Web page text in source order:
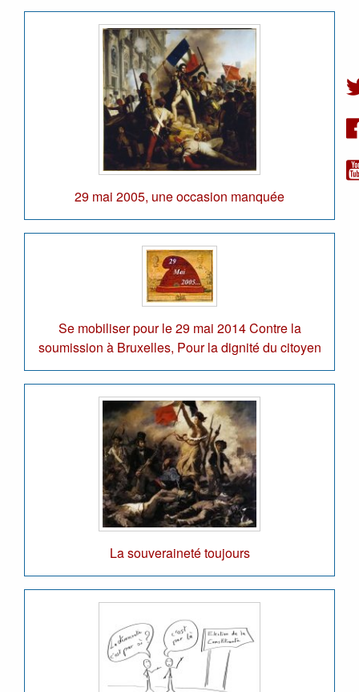
29 mai 2005, une occasion manquée
Se mobiliser pour le 29 mai 2014 Contre la
soumission à Bruxelles, Pour la dignité du citoyen
La souveraineté toujours